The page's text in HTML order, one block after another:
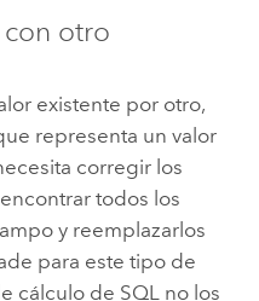
con otro
existente por otro,
representa un valor
corregir los
todos los
y reemplazarlos
para este tipo de
cálculo de SQL no los